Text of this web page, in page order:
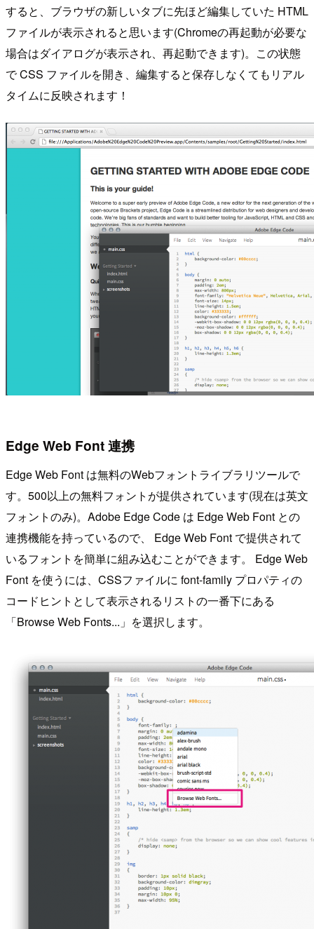
すると、ブラウザの新しいタブに先ほど編集していた HTML
ファイルが表示されると思います(Chromeの再起動が必要な
場合はダイアログが表示され、再起動できます)。この状態
で CSS ファイルを開き、編集すると保存しなくてもリアル
タイムに反映されます！
Edge Web Font 連携
Edge Web Font は無料のWebフォントライブラリツールで
す。500以上の無料フォントが提供されています(現在は英文
フォントのみ)。Adobe Edge Code は Edge Web Font との
連携機能を持っているので、 Edge Web Font で提供されて
いるフォントを簡単に組み込むことができます。 Edge Web
Font を使うには、CSSファイルに font-family プロパティの
コードヒントとして表示されるリストの一番下にある
「Browse Web Fonts...」を選択します。